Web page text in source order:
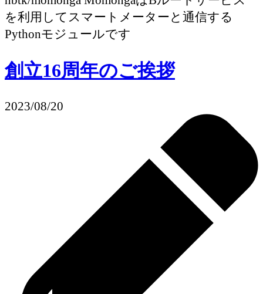
を利用してスマートメーターと通信する
Pythonモジュールです
創立16周年のご挨拶
2023/08/20